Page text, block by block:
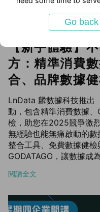
【新手體驗】
方：精準消費
合、品牌數據
LnData 麟數據科技推出
動，包含精準消費數據
檢，助您在2025競爭激
無經驗也能無痛啟動的
整合工具、免費數據健
GODATAGO，讓數據成
閱讀全文
Go back